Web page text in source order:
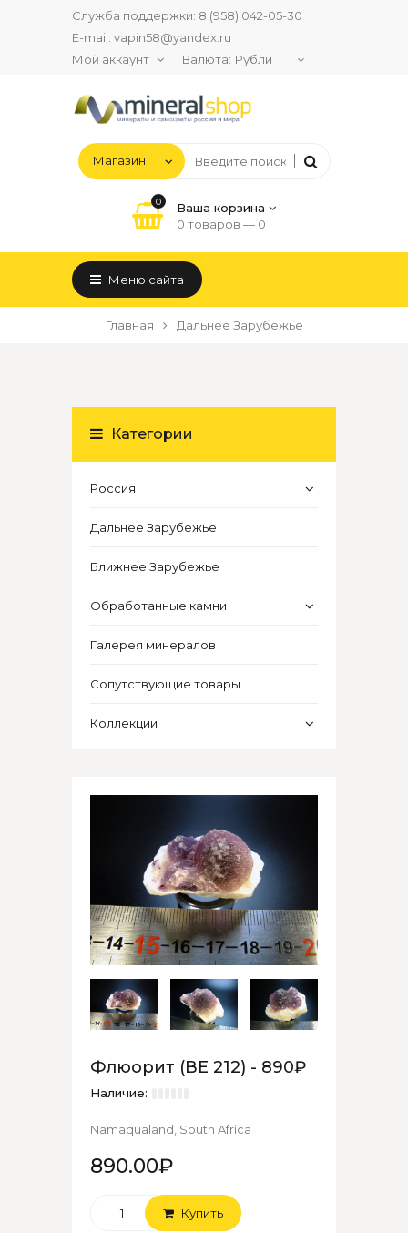
Служба поддержки: 8 (958) 042-05-30
E-mail: vapin58@yandex.ru
Мой аккаунт
Валюта:
0
Ваша корзина
0 товаров — 0
Меню сайта
Главная Дальнее Зарубежье
Категории
Россия
Дальнее Зарубежье
Ближнее Зарубежье
Обработанные камни
Галерея минералов
Сопутствующие товары
Коллекции
Флюорит (ВЕ 212) - 890₽
Наличие:
Namaqualand, South Africa
890.00₽
Купить